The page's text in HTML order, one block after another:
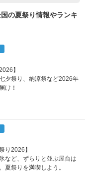
の夏祭り情報やランキ
】
夕祭り、納涼祭など2026年
け！
り2026】
など、ずらりと並ぶ屋台は
夏祭りを満喫しよう。